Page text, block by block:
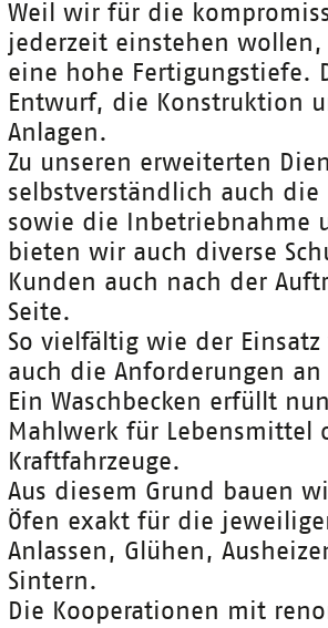
Weil wir für die
jederzeit einstehen
eine hohe Fertigungstiefe.
Entwurf, die Konstruktion
Anlagen.
Zu unseren erweiterten
selbstverständlich auch
sowie die Inbetriebnahme
bieten wir auch diverse
Kunden auch nach der
Seite.
So vielfältig wie der
auch die Anforderungen
Ein Waschbecken erfüllt
Mahlwerk für Lebensmittel
Kraftfahrzeuge.
Aus diesem Grund bauen
Öfen exakt für die
Anlassen, Glühen,
Sintern.
Die Kooperationen mit